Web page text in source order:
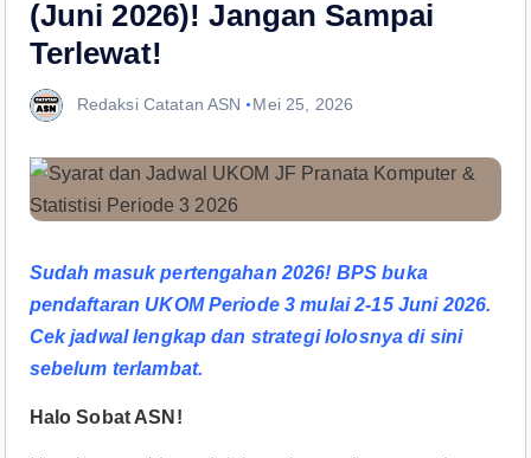
(Juni 2026)! Jangan Sampai
Terlewat!
Redaksi Catatan ASN Mei 25, 2026
Sudah masuk pertengahan 2026! BPS buka
pendaftaran UKOM Periode 3 mulai 2-15 Juni 2026.
Cek jadwal lengkap dan strategi lolosnya di sini
sebelum terlambat.
Halo Sobat ASN!